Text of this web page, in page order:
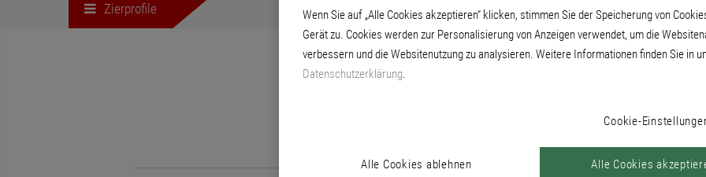
Zierprofile
PRODUKTE
Wenn Sie auf „Alle Cookies akzeptieren“ klicken, stimmen Sie der Speicherung von
Gerät zu. Cookies werden zur Personalisierung von Anzeigen verwendet, um die
verbessern und die Websitenutzung zu analysieren. Weitere Informationen finden Sie in
Datenschutzerklärung.
Cookie-
Alle Cookies ablehnen Alle Cookies